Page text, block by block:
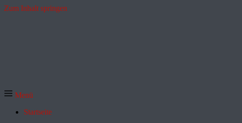
Zum Inhalt springen
Menü
Startseite